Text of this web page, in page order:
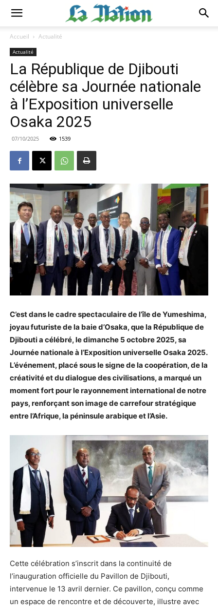
Accueil Actualité
Actualité
La République de Djibouti
célèbre sa Journée nationale
à l’Exposition universelle
Osaka 2025
07/10/2025 1539
C’est dans le cadre spectaculaire de l’île de Yumeshima,
joyau futuriste de la baie d’Osaka, que la République de
Djibouti a célébré, le dimanche 5 octobre 2025, sa
Journée nationale à l’Exposition universelle Osaka 2025.
L’événement, placé sous le signe de la coopération, de la
créativité et du dialogue des civilisations, a marqué un
moment fort pour le rayonnement international de notre
pays, renforçant son image de carrefour stratégique
entre l’Afrique, la péninsule arabique et l’Asie.
Cette célébration s’inscrit dans la continuité de
l’inauguration officielle du Pavillon de Djibouti,
intervenue le 13 avril dernier. Ce pavillon, conçu comme
un espace de rencontre et de découverte, illustre avec